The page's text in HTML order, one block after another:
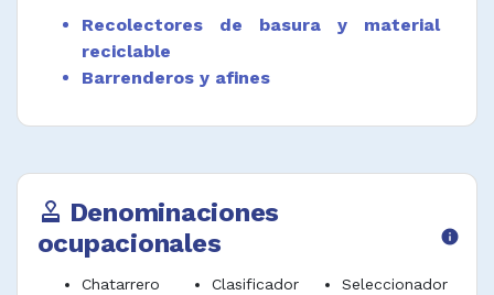
Desempeñar funciones afines.
Recolectores de basura y material
reciclable
Barrenderos y afines
approval Denominaciones
ocupacionales
info
Chatarrero
Clasificador
Seleccionador